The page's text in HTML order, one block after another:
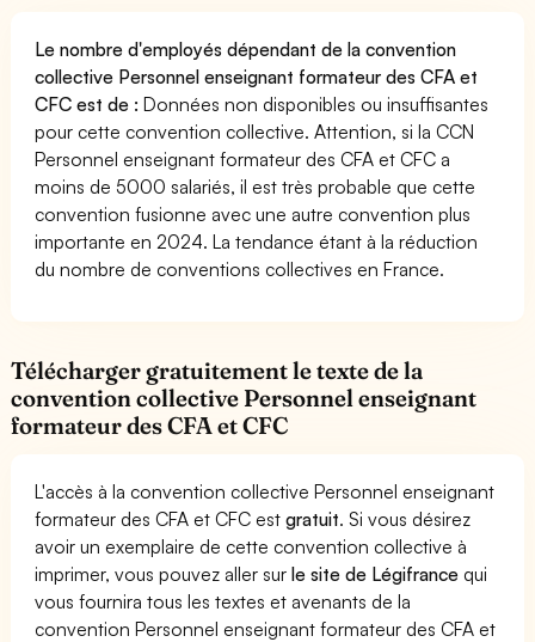
Le nombre d'employés dépendant de la convention
collective Personnel enseignant formateur des CFA et
CFC est de :Données non disponibles ou insuffisantes
pour cette convention collective. Attention, si la CCN
Personnel enseignant formateur des CFA et CFC a
moins de 5000 salariés, il est très probable que cette
convention fusionne avec une autre convention plus
importante en 2024. La tendance étant à la réduction
du nombre de conventions collectives en France.
Télécharger gratuitement le texte de la
convention collective Personnel enseignant
formateur des CFA et CFC
L'accès à la convention collective Personnel enseignant
formateur des CFA et CFC estgratuit. Si vous désirez
avoir un exemplaire de cette convention collective à
imprimer, vous pouvez aller surle site de Légifrance qui
vous fournira tous les textes et avenants de la
convention Personnel enseignant formateur des CFA et